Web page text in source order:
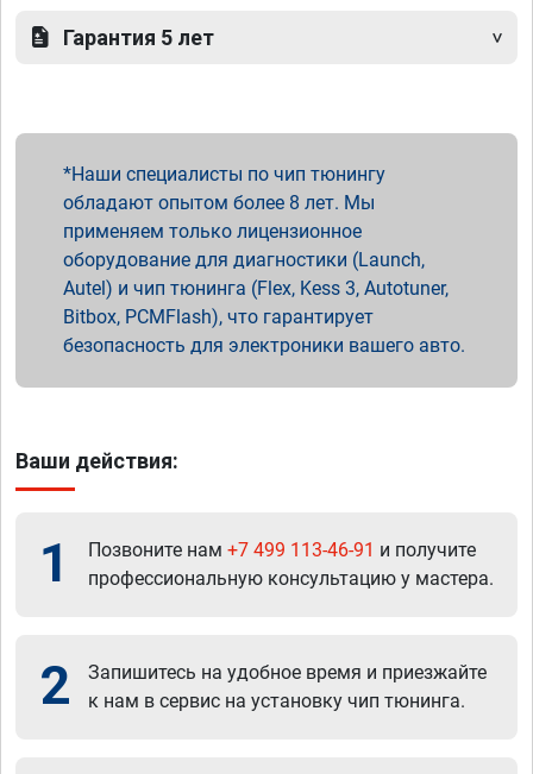
Гарантия 5 лет
Наши специалисты по чип тюнингу
обладают опытом более 8 лет. Мы
применяем только лицензионное
оборудование для диагностики (Launch,
Autel) и чип тюнинга (Flex, Kess 3, Autotuner,
Bitbox, PCMFlash), что гарантирует
безопасность для электроники вашего авто.
Ваши действия:
1 Позвоните нам +7 499 113-46-91 и получите
профессиональную консультацию у мастера.
2
Запишитесь на удобное время и приезжайте
к нам в сервис на установку чип тюнинга.